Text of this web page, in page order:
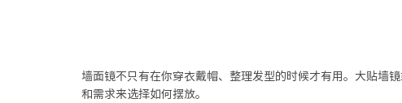
墙面镜不只有在你穿衣戴帽、整理发型的时候才有用。大贴墙
和需求来选择如何摆放。